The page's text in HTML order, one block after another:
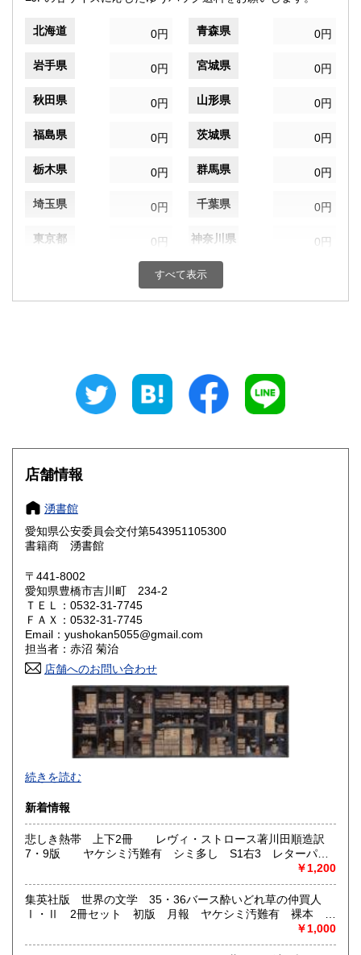
北海道 0円 青森県 0円
岩手県 0円 宮城県 0円
秋田県 0円 山形県 0円
福島県 0円 茨城県 0円
栃木県 0円 群馬県 0円
埼玉県 0円 千葉県 0円
東京都 0円 神奈川県 0円
0円 富山県
静岡県
0円 三重県
滋賀県 0円 京都府 0円
大阪府
奈良県
鳥取県
岡山県 0円
山口県
香川県
0円 福岡県
0円 長崎県
0円 大分県
沖縄県
すべて表示
店舗情報
湧書館
愛知県公安委員会交付第543951105300
書籍商 湧書館
〒441-8002
愛知県豊橋市吉川町 234-2
ＴＥＬ：0532-31-7745
ＦＡＸ：0532-31-7745
Email：yushokan5055@gmail.com
担当者：赤沼 菊治
店舗へのお問い合わせ
続きを読む
新着情報
悲しき熱帯 上下2冊 レヴィ・ストロース著川田順造訳
7・9版 ヤケシミ汚難有 シミ多し S1右3 レターパッ
￥1,200
集英社版 世界の文学 35・36バース酔いどれ草の仲買人
Ⅰ・Ⅱ 2冊セット 初版 月報 ヤケシミ汚難有 裸本
訳）
￥1,000